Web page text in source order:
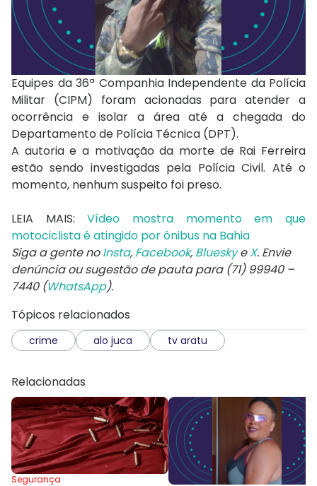
Equipes da 36ª Companhia Independente da Polícia
Militar (CIPM) foram acionadas para atender a
ocorrência e isolar a área até a chegada do
Departamento de Polícia Técnica (DPT).
A autoria e a motivação da morte de Rai Ferreira
estão sendo investigadas pela Polícia Civil. Até o
momento, nenhum suspeito foi preso.
LEIA MAIS:Vídeo mostra momento em que
motociclista é atingido por ônibus na Bahia
Siga a gente noInsta, Facebook, BlueskyeX. Envie
denúncia ou sugestão de pauta para (71) 99940 –
7440 (WhatsApp).
Tópicos relacionados
crime alo juca tv aratu
Relacionadas
Segurança